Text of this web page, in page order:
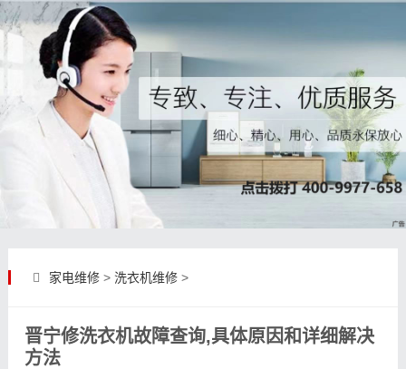
家电维修> 洗衣机维修>
晋宁修洗衣机故障查询,具体原因和详细解决
方法